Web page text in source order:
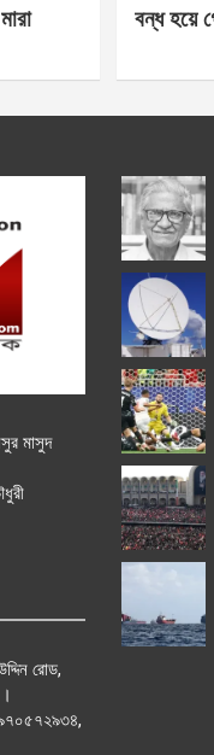
বন্ধ হয়ে
মাসুদ
রোড,